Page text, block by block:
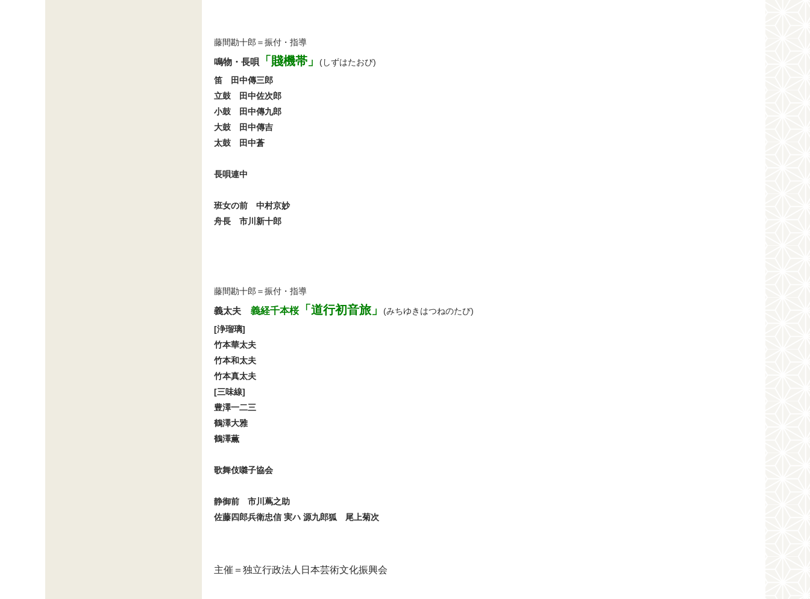
藤間勘十郎＝振付・指導
鳴物・長唄 「賤機帯」
(しずはたおび)
笛　田中傳三郎
立鼓　田中佐次郎
小鼓　田中傳九郎
大鼓　田中傳吉
太鼓　田中蒼
長唄連中
班女の前　中村京妙
舟長　市川新十郎
藤間勘十郎＝振付・指導
義太夫 義経千本桜「道行初音旅」
(みちゆきはつねのたび)
[浄瑠璃]
竹本華太夫
竹本和太夫
竹本真太夫
[三味線]
豊澤一二三
鶴澤大雅
鶴澤薫
歌舞伎囃子協会
静御前　市川蔦之助
佐藤四郎兵衛忠信 実ハ 源九郎狐　尾上菊次
主催＝独立行政法人日本芸術文化振興会